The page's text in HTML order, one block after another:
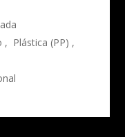
Plástica (PP) ,